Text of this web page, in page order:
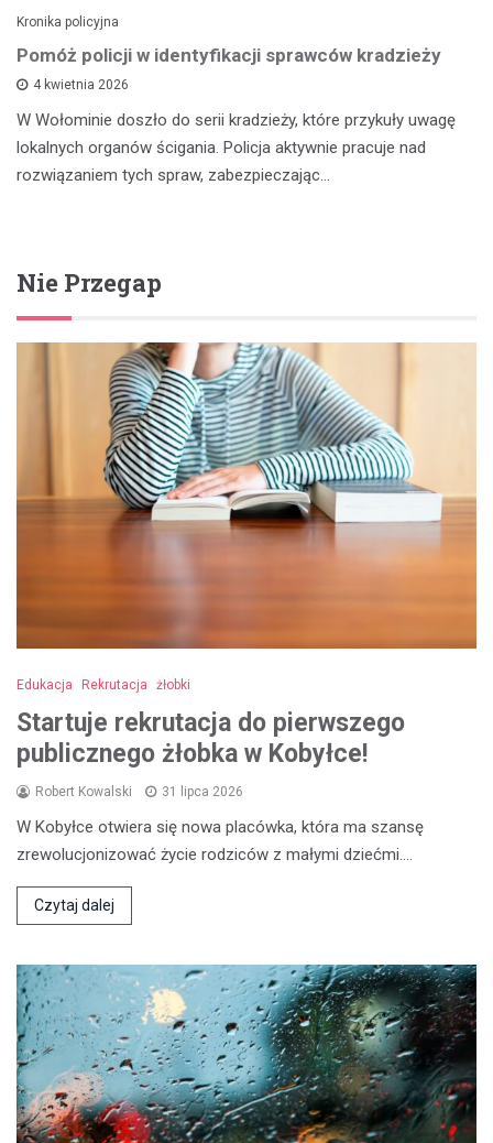
Kronika policyjna
Pomóż policji w identyfikacji sprawców kradzieży
4 kwietnia 2026
W Wołominie doszło do serii kradzieży, które przykuły uwagę
lokalnych organów ścigania. Policja aktywnie pracuje nad
rozwiązaniem tych spraw, zabezpieczając…
Nie Przegap
Edukacja Rekrutacja żłobki
Startuje rekrutacja do pierwszego
publicznego żłobka w Kobyłce!
Robert Kowalski 31 lipca 2026
W Kobyłce otwiera się nowa placówka, która ma szansę
zrewolucjonizować życie rodziców z małymi dziećmi.…
Czytaj dalej